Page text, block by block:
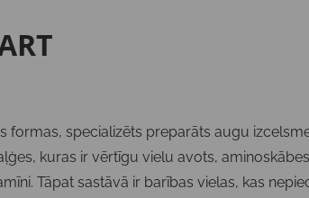
formas, specializēts preparāts augu
kuras ir vērtīgu vielu avots,
Tāpat sastāvā ir barības vielas, kas